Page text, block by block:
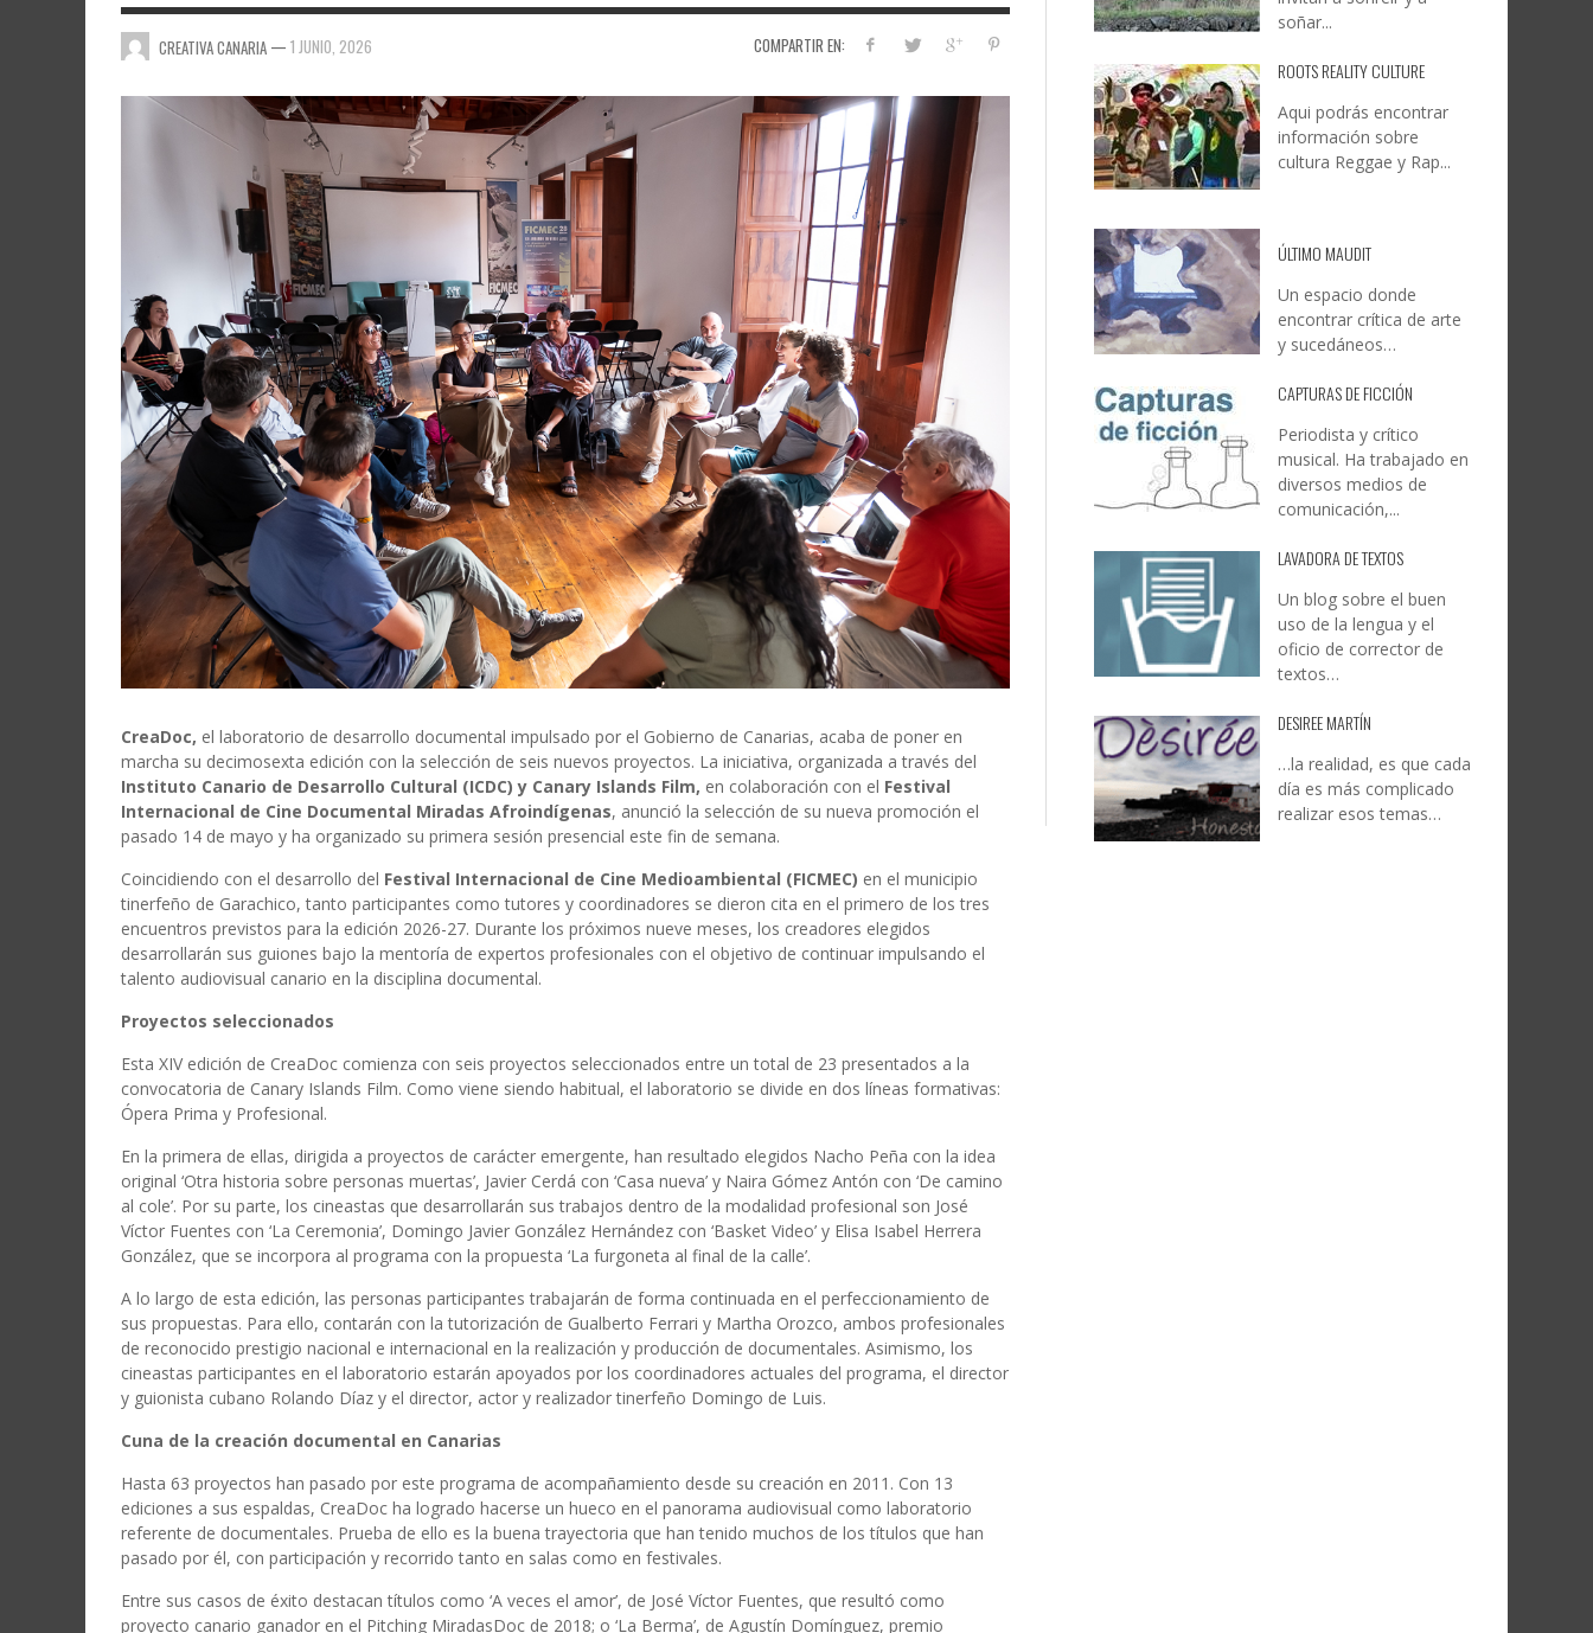
COMPARTIR EN:
CREATIVA CANARIA — 1 JUNIO, 2026
CreaDoc, el laboratorio de desarrollo documental impulsado por el Gobierno de Canarias, acaba de poner en
marcha su decimosexta edición con la selección de seis nuevos proyectos. La iniciativa, organizada a través del
Instituto Canario de Desarrollo Cultural (ICDC) y Canary Islands Film, en colaboración con el Festival
Internacional de Cine Documental Miradas Afroindígenas, anunció la selección de su nueva promoción el
pasado 14 de mayo y ha organizado su primera sesión presencial este fin de semana.
Coincidiendo con el desarrollo del Festival Internacional de Cine Medioambiental (FICMEC) en el municipio
tinerfeño de Garachico, tanto participantes como tutores y coordinadores se dieron cita en el primero de los tres
encuentros previstos para la edición 2026-27. Durante los próximos nueve meses, los creadores elegidos
desarrollarán sus guiones bajo la mentoría de expertos profesionales con el objetivo de continuar impulsando el
talento audiovisual canario en la disciplina documental.
Proyectos seleccionados
Esta XIV edición de CreaDoc comienza con seis proyectos seleccionados entre un total de 23 presentados a la
convocatoria de Canary Islands Film. Como viene siendo habitual, el laboratorio se divide en dos líneas formativas:
Ópera Prima y Profesional.
En la primera de ellas, dirigida a proyectos de carácter emergente, han resultado elegidos Nacho Peña con la idea
original ‘Otra historia sobre personas muertas’, Javier Cerdá con ‘Casa nueva’ y Naira Gómez Antón con ‘De camino
al cole’. Por su parte, los cineastas que desarrollarán sus trabajos dentro de la modalidad profesional son José
Víctor Fuentes con ‘La Ceremonia’, Domingo Javier González Hernández con ‘Basket Video’ y Elisa Isabel Herrera
González, que se incorpora al programa con la propuesta ‘La furgoneta al final de la calle’.
A lo largo de esta edición, las personas participantes trabajarán de forma continuada en el perfeccionamiento de
sus propuestas. Para ello, contarán con la tutorización de Gualberto Ferrari y Martha Orozco, ambos profesionales
de reconocido prestigio nacional e internacional en la realización y producción de documentales. Asimismo, los
cineastas participantes en el laboratorio estarán apoyados por los coordinadores actuales del programa, el director
y guionista cubano Rolando Díaz y el director, actor y realizador tinerfeño Domingo de Luis.
Cuna de la creación documental en Canarias
Hasta 63 proyectos han pasado por este programa de acompañamiento desde su creación en 2011. Con 13
ediciones a sus espaldas, CreaDoc ha logrado hacerse un hueco en el panorama audiovisual como laboratorio
referente de documentales. Prueba de ello es la buena trayectoria que han tenido muchos de los títulos que han
pasado por él, con participación y recorrido tanto en salas como en festivales.
Entre sus casos de éxito destacan títulos como ‘A veces el amor’, de José Víctor Fuentes, que resultó como
proyecto canario ganador en el Pitching MiradasDoc de 2018; o ‘La Berma’, de Agustín Domínguez, premio
soñar...
ROOTS REALITY CULTURE
Aqui podrás encontrar
información sobre
cultura Reggae y Rap...
ÚLTIMO MAUDIT
Un espacio donde
encontrar crítica de arte
y sucedáneos…
CAPTURAS DE FICCIÓN
Periodista y crítico
musical. Ha trabajado en
diversos medios de
comunicación,...
LAVADORA DE TEXTOS
Un blog sobre el buen
uso de la lengua y el
oficio de corrector de
textos…
DESIREE MARTÍN
…la realidad, es que cada
día es más complicado
realizar esos temas…